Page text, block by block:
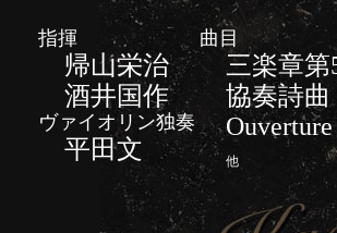
指揮
帰山栄治
酒井国作
ヴァイオリン独奏
平田文
曲目
三楽章第
協奏詩曲
Ouverture
他